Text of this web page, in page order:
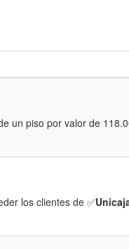
un piso por valor de
los clientes de ✅